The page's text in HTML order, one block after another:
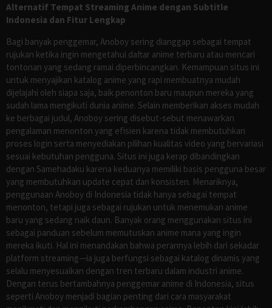
Alternatif Tempat Streaming Anime dengan Subtitle
Indonesia dan Fitur Lengkap
Bagi banyak penggemar, Anoboy sering dianggap sebagai tempat
rujukan ketika ingin mengetahui daftar anime terbaru atau mencari
tontonan yang sedang ramai diperbincangkan. Kemampuan situs ini
untuk menyajikan katalog anime yang rapi membuatnya mudah
dijelajahi oleh siapa saja, baik penonton baru maupun mereka yang
sudah lama mengikuti dunia anime. Selain memberikan akses mudah
ke berbagai judul, Anoboy sering disebut-sebut menawarkan
pengalaman menonton yang efisien karena tidak membutuhkan
proses login serta menyediakan pilihan kualitas video yang bervariasi
sesuai kebutuhan pengguna. Situs ini juga kerap dibandingkan
dengan Samehadaku karena keduanya memiliki basis pengguna besar
yang membutuhkan update cepat dan konsisten. Menariknya,
penggunaan Anoboy di Indonesia tidak hanya sebagai tempat
menonton, tetapi juga sebagai rujukan untuk menemukan anime
baru yang sedang naik daun. Banyak orang menggunakan situs ini
sebagai panduan sebelum memutuskan anime mana yang ingin
mereka ikuti. Hal ini menandakan bahwa perannya lebih dari sekadar
platform streaming—ia juga berfungsi sebagai katalog dinamis yang
selalu menyesuaikan dengan tren terbaru dalam industri anime.
Dengan terus bertambahnya penggemar anime di Indonesia, situs
seperti Anoboy menjadi bagian penting dari cara masyarakat